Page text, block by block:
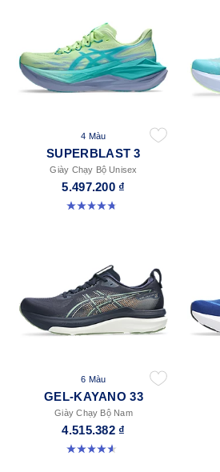
4 Màu
SUPERBLAST 3
Giày Chạy Bộ Unisex
5.497.200 ₫
4.8 trong số 5 sao. 756 đánh giá
6 Màu
GEL-KAYANO 33
Giày Chạy Bộ Nam
4.515.382 ₫
4.6 trong số 5 sao. 99 đánh giá